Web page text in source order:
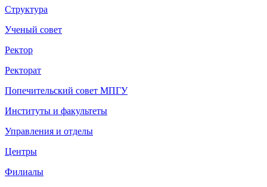
Структура
Ученый совет
Ректор
Ректорат
Попечительский совет МПГУ
Институты и факультеты
Управления и отделы
Центры
Филиалы